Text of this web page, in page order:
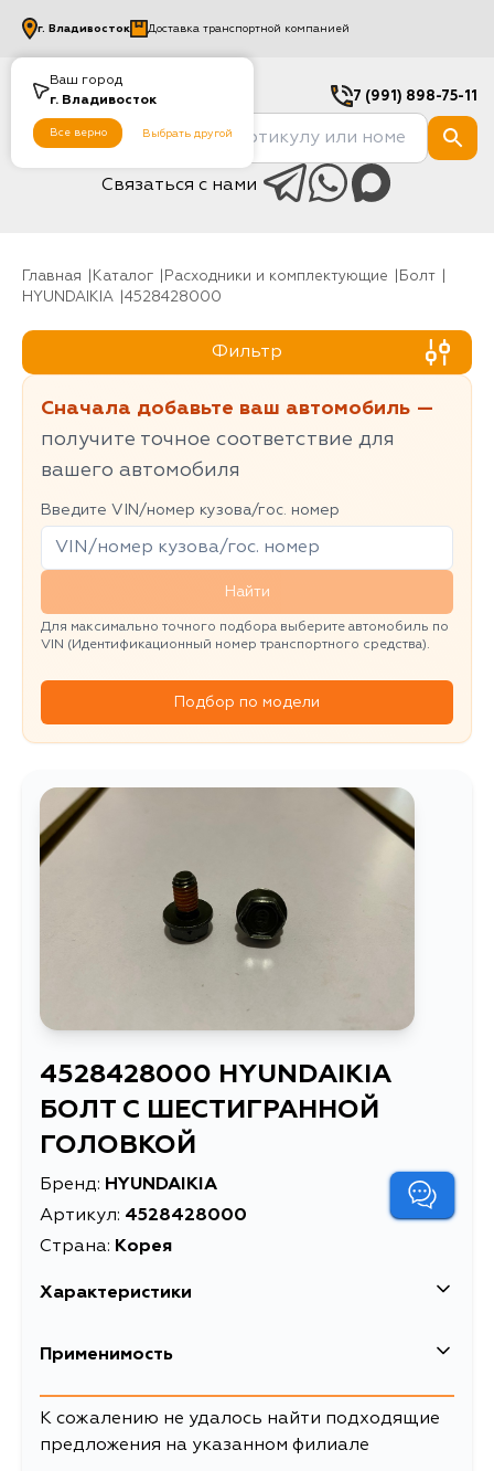
Ваш город
г. Владивосток
Все верно Выбрать другой
г. Владивосток Доставка транспортной компанией
7 (991) 898-75-11
Связаться с нами
Главная Каталог Расходники и комплектующие
болт
HYUNDAIKIA
4528428000
Фильтр
Сначала добавьте ваш автомобиль —
получите точное соответствие для
вашего автомобиля
Введите VIN/номер кузова/гос. номер
Найти
Для максимально точного подбора выберите автомобиль по
VIN (Идентификационный номер транспортного средства).
Подбор по модели
4528428000 HYUNDAIKIA
БОЛТ С ШЕСТИГРАННОЙ
ГОЛОВКОЙ
Бренд: HYUNDAIKIA
Артикул: 4528428000
Страна: Корея
Характеристики
Масса, кг 0.007
Описание
Применимость
Hyundai
Кузов Двигатель
К сожалению не удалось найти подходящие
предложения на указанном филиале